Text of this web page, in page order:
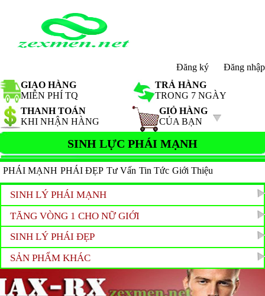
Đăng ký
Đăng nhập
GIAO HÀNG
MIỄN PHÍ TQ
TRẢ HÀNG
TRONG 7 NGÀY
THANH TOÁN
KHI NHẬN HÀNG
GIỎ HÀNG
CỦA BẠN
SINH LỰC PHÁI MẠNH
PHÁI MẠNH PHÁI ĐẸP Tư Vấn Tin Tức Giới Thiệu
SINH LÝ PHÁI MẠNH
TĂNG VÒNG 1 CHO NỮ GIỚI
SINH LÝ PHÁI ĐẸP
SẢN PHẨM KHÁC